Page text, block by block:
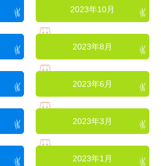
2023年10月
2023年8月
2023年6月
2023年3月
2023年1月